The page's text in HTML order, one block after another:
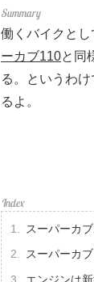
働くバイクと
ーカブ110と同
る。というわ
るよ。
スーパーカ
スーパーカ